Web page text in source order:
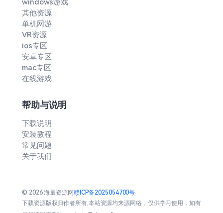
其他资源
单机网游
VR资源
ios专区
安卓专区
mac专区
在线游戏
帮助与说明
下载说明
安装教程
常见问题
关于我们
© 2026 海量资源网赣ICP备2025054700号
下载资源版权归作者所有,本站资源均来源网络，仅供学习使用，如有